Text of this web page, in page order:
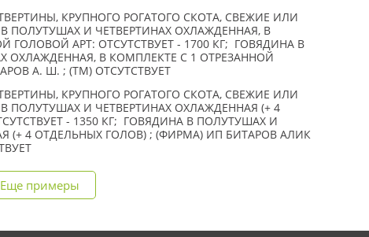
КРУПНОГО РОГАТОГО СКОТА, СВЕЖИЕ ИЛИ
ПОЛУТУШАХ И ЧЕТВЕРТИНАХ ОХЛАЖДЕННАЯ, В
ГОЛОВОЙ АРТ: ОТСУТСТВУЕТ - 1700 КГ; ГОВЯДИНА В
ОХЛАЖДЕННАЯ, В КОМПЛЕКТЕ С 1 ОТРЕЗАННОЙ
А. Ш. ; (TM) ОТСУТСТВУЕТ
КРУПНОГО РОГАТОГО СКОТА, СВЕЖИЕ ИЛИ
ПОЛУТУШАХ И ЧЕТВЕРТИНАХ ОХЛАЖДЕННАЯ (+ 4
- 1350 КГ; ГОВЯДИНА В ПОЛУТУШАХ И
(+ 4 ОТДЕЛЬНЫХ ГОЛОВ) ; (ФИРМА) ИП БИТАРОВ АЛИК
Еще примеры